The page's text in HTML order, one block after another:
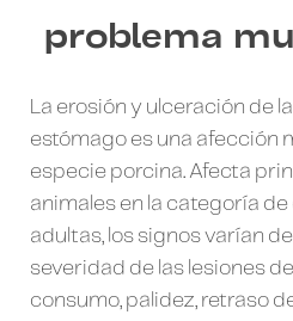
problema
La erosión y ulceración de
estómago es una afección
especie porcina. Afecta
animales en la categoría
adultas, los signos varían
severidad de las lesiones
consumo, palidez, retraso